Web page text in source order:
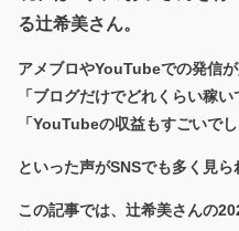
る辻希美さん。
アメブロやYouTubeでの発信が
「ブログだけでどれくらい稼い
「YouTubeの収益もすごいでし
といった声がSNSでも多く見ら
この記事では、辻希美さんの